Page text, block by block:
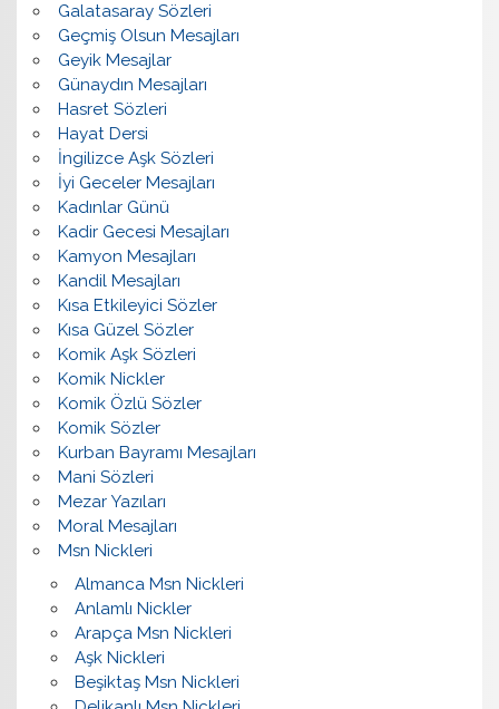
Galatasaray Sözleri
Geçmiş Olsun Mesajları
Geyik Mesajlar
Günaydın Mesajları
Hasret Sözleri
Hayat Dersi
İngilizce Aşk Sözleri
İyi Geceler Mesajları
Kadınlar Günü
Kadir Gecesi Mesajları
Kamyon Mesajları
Kandil Mesajları
Kısa Etkileyici Sözler
Kısa Güzel Sözler
Komik Aşk Sözleri
Komik Nickler
Komik Özlü Sözler
Komik Sözler
Kurban Bayramı Mesajları
Mani Sözleri
Mezar Yazıları
Moral Mesajları
Msn Nickleri
Almanca Msn Nickleri
Anlamlı Nickler
Arapça Msn Nickleri
Aşk Nickleri
Beşiktaş Msn Nickleri